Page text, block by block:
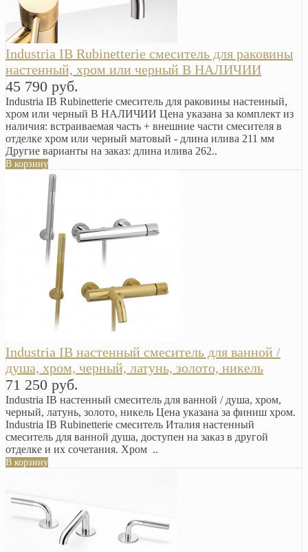
Industria IB Rubinetterie смеситель для раковины
настенный, хром или черный В НАЛИЧИИ
45 790 руб.
Industria IB Rubinetterie смеситель для раковины настенный,
хром или черный В НАЛИЧИИ Цена указана за комплект из
наличия: встраиваемая часть + внешние части смесителя в
отделке хром или черный матовый - длина илива 211 мм
Другие варианты на заказ: длина илива 262..
В корзину
Industria IB настенный смеситель для ванной /
душа, хром, черный, латунь, золото, никель
71 250 руб.
Industria IB настенный смеситель для ванной / душа, хром,
черный, латунь, золото, никель Цена указана за финиш хром.
Industria IB Rubinetterie смеситель Италия настенный
смеситель для ванной душа, доступен на заказ в другой
отделке и их сочетания. Хром ..
В корзину